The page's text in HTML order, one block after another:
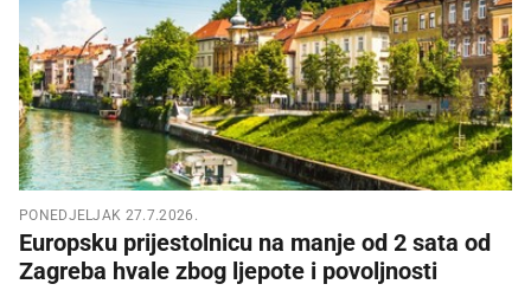
PONEDJELJAK 27.7.2026.
Europsku prijestolnicu na manje od 2 sata od
Zagreba hvale zbog ljepote i povoljnosti